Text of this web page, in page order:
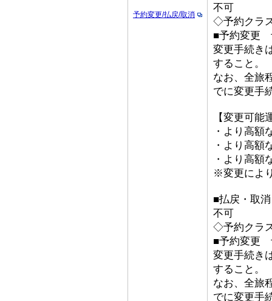
予約変更/払戻/取消
不可
◇予約クラ
■予約変更
変更手続き
すること。
なお、全旅
でに変更手
【変更可能
・より高額
・より高額
・より高額
※変更によ
■払戻・取
不可
◇予約クラ
■予約変更
変更手続き
すること。
なお、全旅
でに変更手